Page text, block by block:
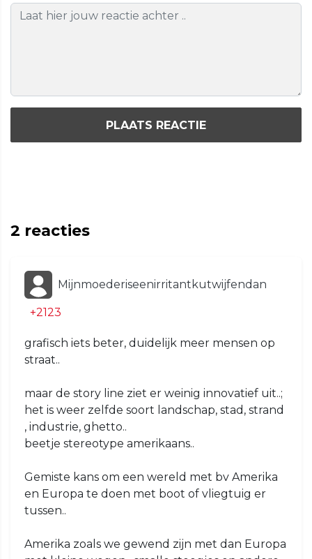
PLAATS REACTIE
2 reacties
Mijnmoederiseenirritantkutwijfendan
+2123
grafisch iets beter, duidelijk meer mensen op
straat..
maar de story line ziet er weinig innovatief uit..;
het is weer zelfde soort landschap, stad, strand
, industrie, ghetto..
beetje stereotype amerikaans..
Gemiste kans om een wereld met bv Amerika
en Europa te doen met boot of vliegtuig er
tussen..
Amerika zoals we gewend zijn met dan Europa